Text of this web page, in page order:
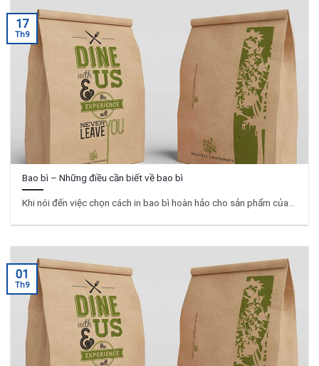
Bao bì – Những điều cần biết về bao bì
Khi nói đến việc chọn cách in bao bì hoàn hảo cho sản phẩm của...
17
Th9
01
Th9